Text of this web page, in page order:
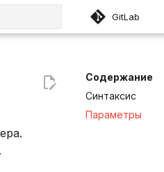
GitLab
Содержание
Синтаксис
Параметры